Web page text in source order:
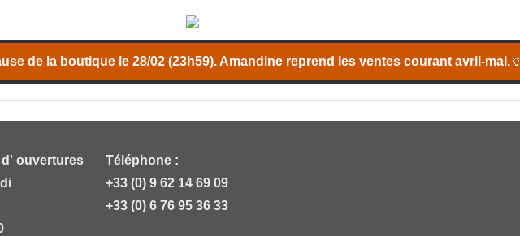
de la boutique le 28/02 (23h59). Amandine reprend les ventes courant avril-mai.🏺
ouvertures
Téléphone :
+33 (0) 9 62 14 69 09
+33 (0) 6 76 95 36 33